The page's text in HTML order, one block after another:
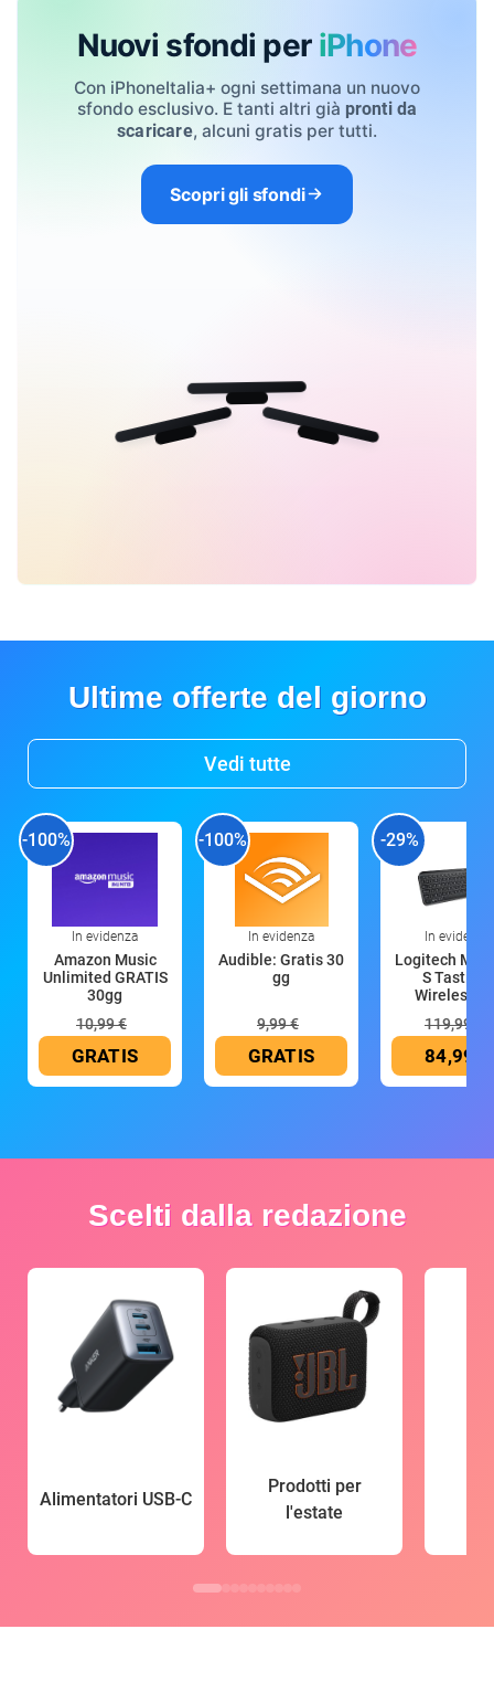
Nuovi sfondi per iPhone
Con iPhoneItalia+ ogni settimana un nuovo
sfondo esclusivo. E tanti altri già pronti da
scaricare, alcuni gratis per tutti.
Scopri gli sfondi
Ultime offerte del giorno
Vedi tutte
-100%
In evidenza
Amazon Music
Unlimited GRATIS
30gg
10,99 €
GRATIS
-100%
In evidenza
Audible: Gratis 30
gg
9,99 €
GRATIS
-29%
In evidenza
Logitech MX
S Tastiera
Wireless
119,99 €
84,99 €
Scelti dalla redazione
Alimentatori USB-C
Prodotti per
l'estate